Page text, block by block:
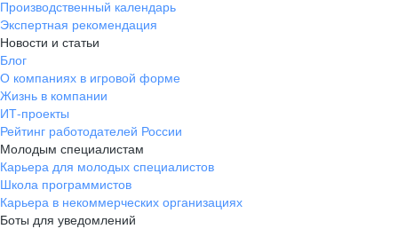
Производственный календарь
Экспертная рекомендация
Новости и статьи
Блог
О компаниях в игровой форме
Жизнь в компании
ИТ-проекты
Рейтинг работодателей России
Молодым специалистам
Карьера для молодых специалистов
Школа программистов
Карьера в некоммерческих организациях
Боты для уведомлений